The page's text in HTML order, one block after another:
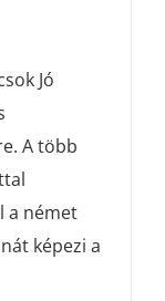
Jó
A több
a német
képezi a